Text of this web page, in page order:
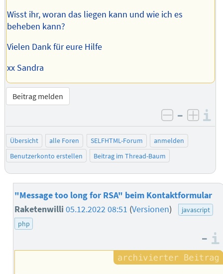
Wisst ihr, woran das liegen kann und wie ich es
beheben kann?
Vielen Dank für eure Hilfe
xx Sandra
Beitrag melden
negativ
–
Übersicht alle Foren SELFHTML-Forum
anmelden
Benutzerkonto erstellen
Beitrag im Thread-Baum
"Message too long for RSA" beim Kontaktformular
Raketenwilli05.12.2022 08:51 (Versionen)
javascript
php
–